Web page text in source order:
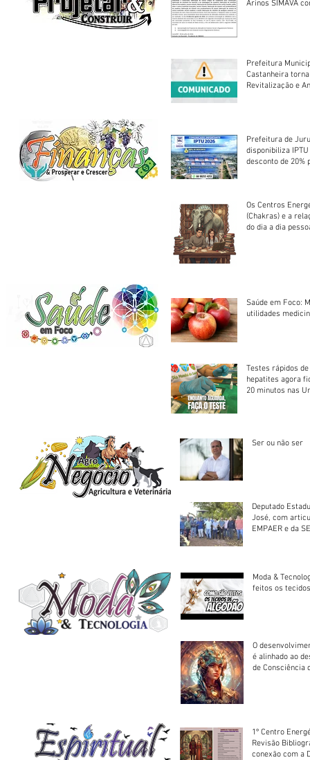
Arinos SIMAVA convoca à
Prefeitura
Castanheira
Revitalização e
Prefeitura de
disponibiliza
desconto de 20%
Os Centros
(Chakras) e a
do dia a dia
Saúde em Foco:
utilidades
Testes rápidos
hepatites agora
20 minutos nas
Ser ou não ser
Deputado
José, com
EMPAER e da
Moda &
feitos os
O
é alinhado ao
de Consciência
1º Centro
Revisão
conexão com a